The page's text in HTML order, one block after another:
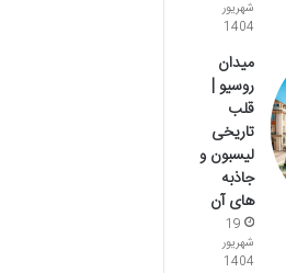
شهریور
1404
میدان
روسیو |
قلب
تاریخی
لیسبون و
جاذبه
های آن
19
شهریور
1404